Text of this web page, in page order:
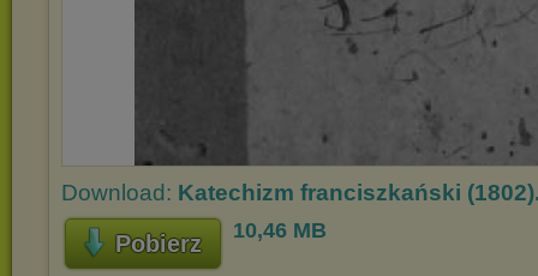
Download: Katechizm franciszkański
Pobierz 10,46 MB